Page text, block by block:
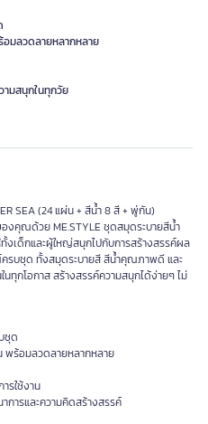
มลวดลายหลากหลาย
ามสนุกในทุกวัย
SEA (24 แผ่น + สีน้ำ 8 สี + พู่กัน)
งคุณด้วย ME.STYLE ชุดสมุดระบายสีน้ำ
ทั้งเด็กและผู้ใหญ่สนุกไปกับการสร้างสรรค์ผล
บชุด ทั้งสมุดระบายสี สีน้ำคุณภาพดี และ
นทุกโอกาส สร้างสรรค์ความสนุกได้ง่ายๆ ไม่
ชุด
พร้อมลวดลายหลากหลาย
รใช้งาน
การและความคิดสร้างสรรค์